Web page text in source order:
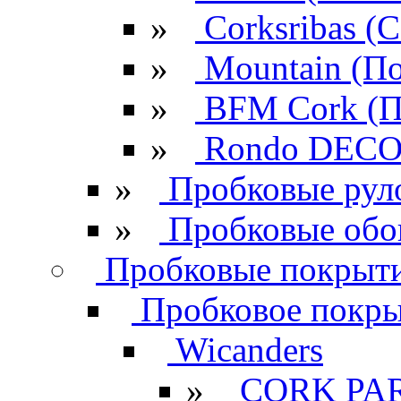
»
Corksribas
»
Mountain
»
BFM Cork
»
Rondo
»
Пробковые
»
Пробковые
Пробковые
Пробковое
Wicanders
»
CORK